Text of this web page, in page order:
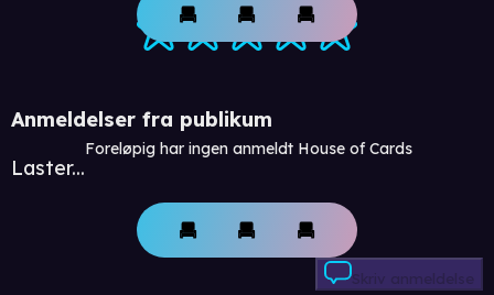
Anmeldelser fra publikum
Laster...
Foreløpig har ingen anmeldt House of Cards
Skriv anmeldelse